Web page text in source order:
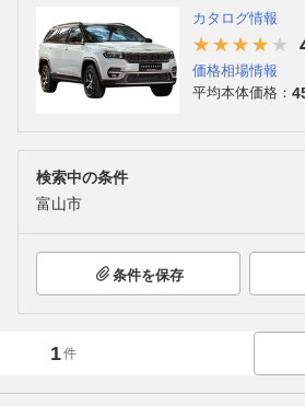
カタログ情報
価格相場情報
平均本体価格：
検索中の条件
富山市
条件を保存
1件